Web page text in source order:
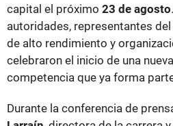
capital el próximo 23 de agosto
autoridades, representantes
de alto rendimiento y
celebraron el inicio de una
competencia que ya forma
Durante la conferencia de